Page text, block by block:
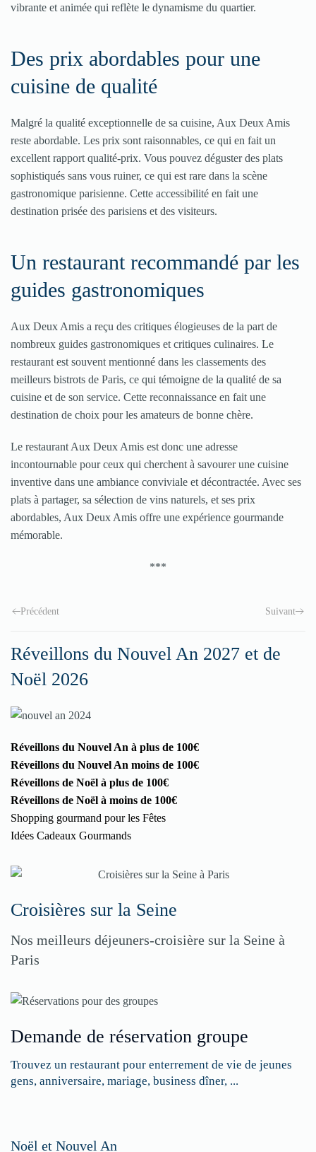
vibrante et animée qui reflète le dynamisme du quartier​​​​.
Des prix abordables pour une
cuisine de qualité
Malgré la qualité exceptionnelle de sa cuisine, Aux Deux Amis
reste abordable. Les prix sont raisonnables, ce qui en fait un
excellent rapport qualité-prix. Vous pouvez déguster des plats
sophistiqués sans vous ruiner, ce qui est rare dans la scène
gastronomique parisienne. Cette accessibilité en fait une
destination prisée des parisiens et des visiteurs​​​​.
Un restaurant recommandé par les
guides gastronomiques
Aux Deux Amis a reçu des critiques élogieuses de la part de
nombreux guides gastronomiques et critiques culinaires. Le
restaurant est souvent mentionné dans les classements des
meilleurs bistrots de Paris, ce qui témoigne de la qualité de sa
cuisine et de son service. Cette reconnaissance en fait une
destination de choix pour les amateurs de bonne chère​​​​.
Le restaurant Aux Deux Amis est donc une adresse
incontournable pour ceux qui cherchent à savourer une cuisine
inventive dans une ambiance conviviale et décontractée. Avec ses
plats à partager, sa sélection de vins naturels, et ses prix
abordables, Aux Deux Amis offre une expérience gourmande
mémorable.
***
Précédent Suivant
Réveillons du Nouvel An 2027 et de
Noël 2026
Réveillons du Nouvel An à plus de 100€
Réveillons du Nouvel An moins de 100€
Réveillons de Noël à plus de 100€
Réveillons de Noël à moins de 100€
Shopping gourmand pour les Fêtes
Idées Cadeaux Gourmands
Croisières sur la Seine
Nos meilleurs déjeuners-croisière sur la Seine à
Paris
Demande de réservation groupe
Trouvez un restaurant pour enterrement de vie de jeunes
gens, anniversaire, mariage, business dîner, ...
Noël et Nouvel An